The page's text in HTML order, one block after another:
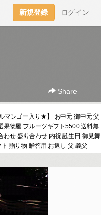
新規登録 ログイン
Share
マンゴー入り★】 お中元 御中元 父
物屋 フルーツギフト5500 送料無
わせ 盛り合わせ 内祝 誕生日 御見舞
贈り物 贈答用 お返し 父 義父